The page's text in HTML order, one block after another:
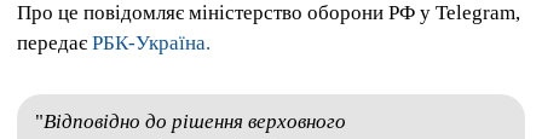
Про це повідомляє міністерство оборони РФ у Telegram,
передає РБК-Україна.
"Відповідно до рішення верховного